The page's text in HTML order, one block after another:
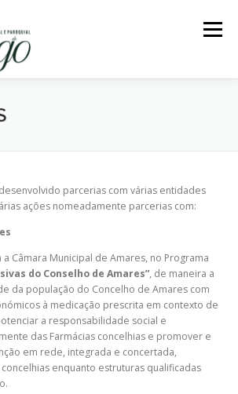
Menu
parcerias com várias entidades
ações nomeadamente parcerias com:
Câmara Municipal de Amares, no Programa
do Conselho de Amares”, de maneira a
da população do Concelho de Amares com
à medicação prescrita em contexto de
a responsabilidade social e
das Farmácias concelhias e promover e
em rede, integrada e concertada,
concelhias enquanto estruturas qualificadas